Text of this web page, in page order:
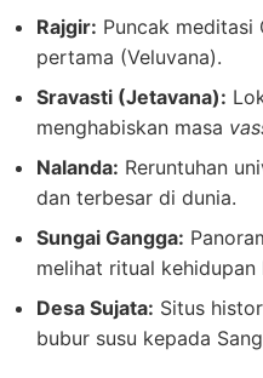
Rajgir: Puncak meditasi
pertama (Veluvana).
Sravasti (Jetavana):
menghabiskan masa
Nalanda: Reruntuhan
dan terbesar di dunia.
Sungai Gangga:
melihat ritual kehidupan
Desa Sujata: Situs
bubur susu kepada